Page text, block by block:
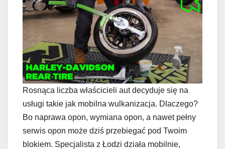
Rosnąca liczba właścicieli aut decyduje się na
usługi takie jak mobilna wulkanizacja. Dlaczego?
Bo naprawa opon, wymiana opon, a nawet pełny
serwis opon może dziś przebiegać pod Twoim
blokiem. Specjalista z Łodzi działa mobilnie,